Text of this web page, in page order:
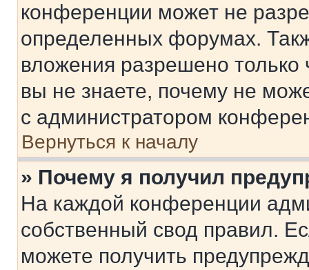
конференции может не
определенных форумах.
вложения разрешено
вы не знаете, почему не
с администратором
Вернуться к началу
» Почему я получил
На каждой конференции
собственный свод правил.
можете получить